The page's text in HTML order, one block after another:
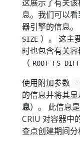
这展示了有关
息。我们可以
器引擎的信息
SIZE ）。 这主
时也包含有关
（ ROOT FS
使用附加参数
的信息并将其
息）。 此信息
CRIU 对容器中
查点创建期间分